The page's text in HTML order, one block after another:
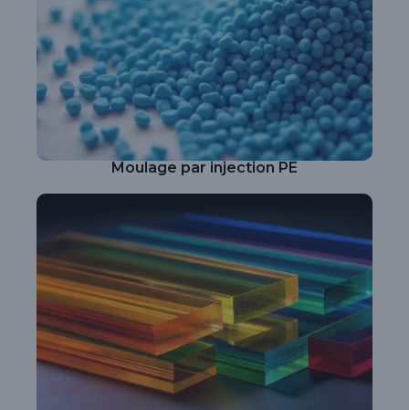
Moulage par injection PE